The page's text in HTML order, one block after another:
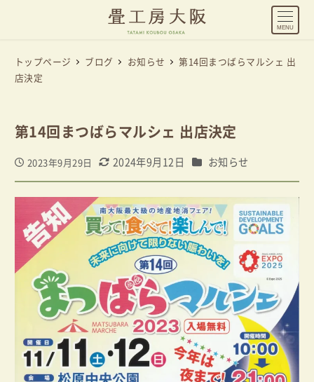
MENU
トップページ ブログ お知らせ
第14回まつばらマルシェ 出
店決定
第14回まつばらマルシェ 出店決定
投稿日
2023年9月29日
更新日
2024年9月12日 カテゴリー
お知らせ